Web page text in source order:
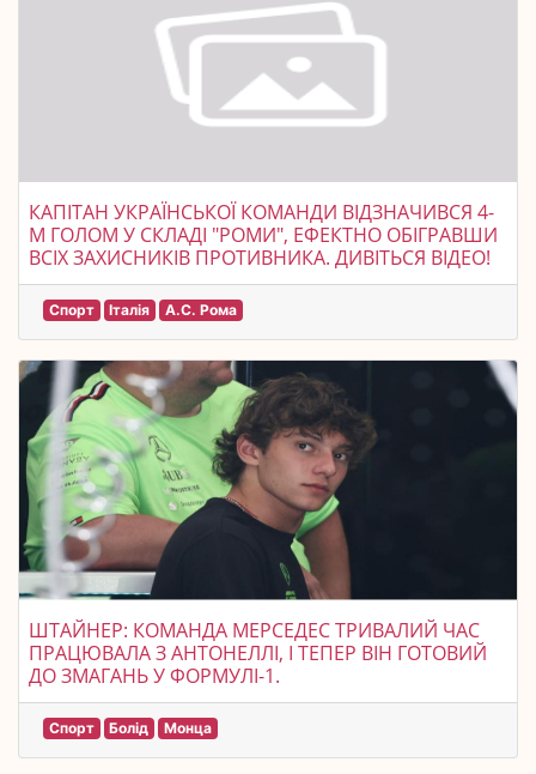
КАПІТАН УКРАЇНСЬКОЇ КОМАНДИ ВІДЗНАЧИВСЯ 4-
М ГОЛОМ У СКЛАДІ "РОМИ", ЕФЕКТНО ОБІГРАВШИ
ВСІХ ЗАХИСНИКІВ ПРОТИВНИКА. ДИВІТЬСЯ ВІДЕО!
Спорт Італія А.С. Рома
ШТАЙНЕР: КОМАНДА МЕРСЕДЕС ТРИВАЛИЙ ЧАС
ПРАЦЮВАЛА З АНТОНЕЛЛІ, І ТЕПЕР ВІН ГОТОВИЙ
ДО ЗМАГАНЬ У ФОРМУЛІ-1.
Спорт Болід Монца